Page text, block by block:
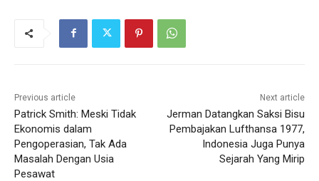
Previous article
Patrick Smith: Meski Tidak
Ekonomis dalam
Pengoperasian, Tak Ada
Masalah Dengan Usia
Pesawat
Next article
Jerman Datangkan Saksi Bisu
Pembajakan Lufthansa 1977,
Indonesia Juga Punya
Sejarah Yang Mirip